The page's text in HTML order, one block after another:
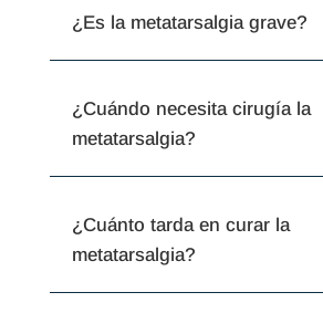
¿Es la metatarsalgia grave?
¿Cuándo necesita cirugía la
metatarsalgia?
¿Cuánto tarda en curar la
metatarsalgia?